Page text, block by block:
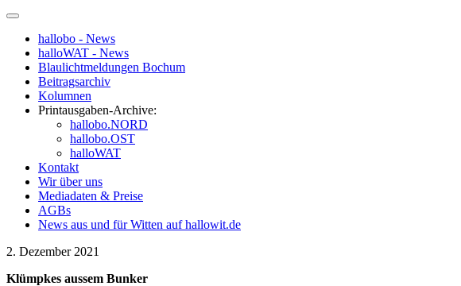
hallobo - News
halloWAT - News
Blaulichtmeldungen Bochum
Beitragsarchiv
Kolumnen
Printausgaben-Archive:
hallobo.NORD
hallobo.OST
halloWAT
Kontakt
Wir über uns
Mediadaten & Preise
AGBs
News aus und für Witten auf hallowit.de
2. Dezember 2021
Klümpkes aussem Bunker